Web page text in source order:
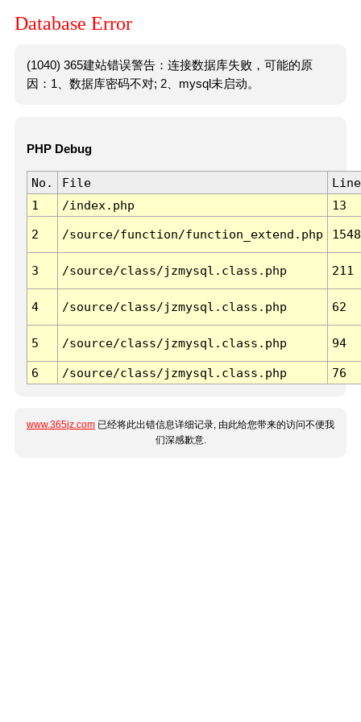
Database Error
(1040) 365建站错误警告：连接数据库失败，可能的原
因：1、数据库密码不对; 2、mysql未启动。
PHP Debug
No. File
Line
1
/index.php 13
2 /source/function/function_extend.php 1548
3 /source/class/jzmysql.class.php 211
4 /source/class/jzmysql.class.php 62
5 /source/class/jzmysql.class.php 94
6 /source/class/jzmysql.class.php 76
www.365jz.com 已经将此出错信息详细记录, 由此给您带来的访问不便我
们深感歉意.